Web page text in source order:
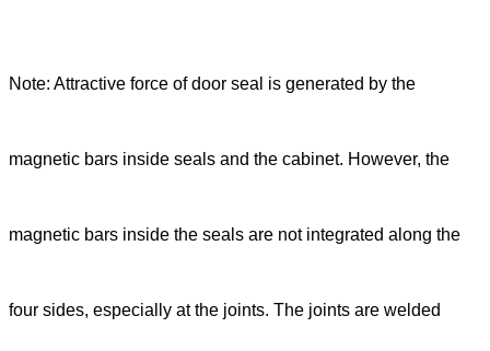
Note: Attractive force of door seal is generated by the
magnetic bars inside seals and the cabinet. However, the
magnetic bars inside the seals are not integrated along the
four sides, especially at the joints. The joints are welded